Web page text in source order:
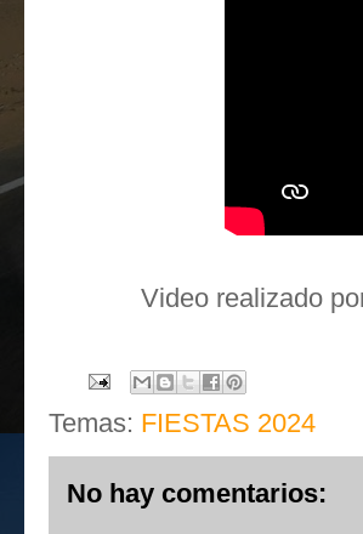
Video realizado
Temas: FIESTAS 2024
No hay comentarios: